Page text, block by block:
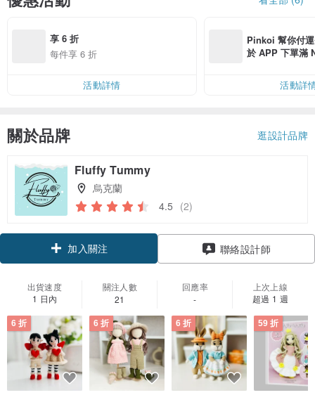
享 6 折
每件享 6 折
活動詳情
Pinkoi 幫你付
於 APP 下單滿
活動詳
關於品牌 逛設計品牌
Fluffy Tummy
烏克蘭
4.5 (2)
加入關注 聯絡設計師
出貨速度
1 日內
關注人數
21
回應率
-
上次上線
超過 1 週
6 折 6 折 6 折 59 折